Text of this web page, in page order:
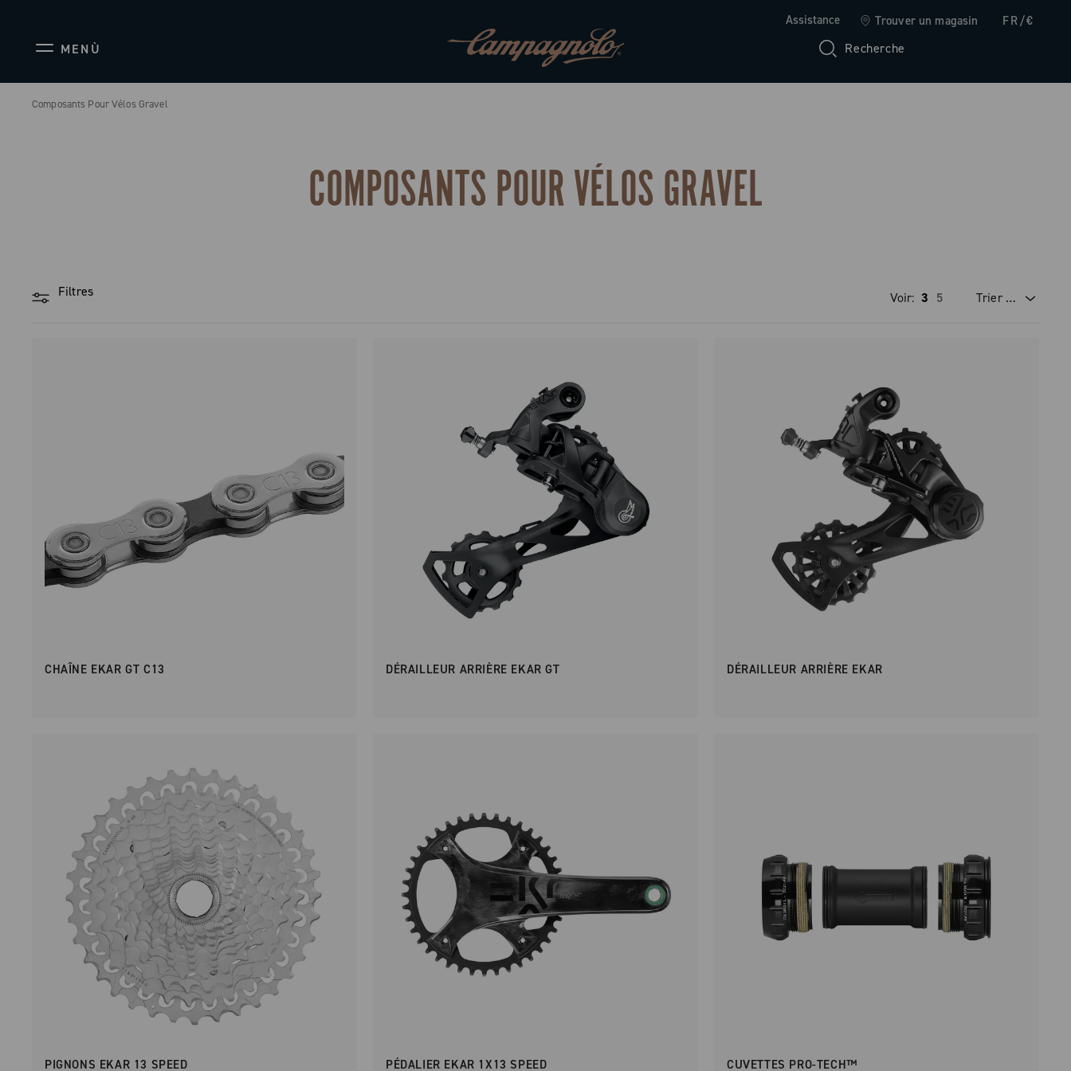
Assistance Trouver un magasin FR/€
MENÙ Recherche
Composants Pour Vélos Gravel
COMPOSANTS POUR VÉLOS GRAVEL
Filtres Voir: 3 5
Trier par
CHAÎNE EKAR GT C13 DÉRAILLEUR ARRIÈRE EKAR GT DÉRAILLEUR ARRIÈRE EKAR
PIGNONS EKAR 13 SPEED PÉDALIER EKAR 1X13 SPEED CUVETTES PRO-TECH™